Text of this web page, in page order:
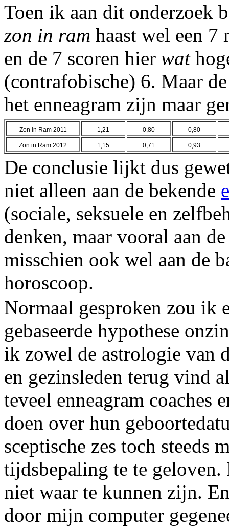
Toen ik aan dit onderzoek
zon in ram haast wel een 7
en de 7 scoren hier wat
(contrafobische) 6. Maar
het enneagram zijn maar
Zon in Ram 2011 1,21 0,80 0,80
Zon in Ram 2012 1,15 0,71 0,93
De conclusie lijkt dus
niet alleen aan de bekende
(sociale, seksuele en
denken, maar vooral aan
misschien ook wel aan de
horoscoop.
Normaal gesproken zou ik
gebaseerde hypothese
ik zowel de astrologie van
en gezinsleden terug vind
teveel enneagram coaches
doen over hun
sceptische zes toch steeds
tijdsbepaling te te
niet waar te kunnen zijn.
door mijn computer